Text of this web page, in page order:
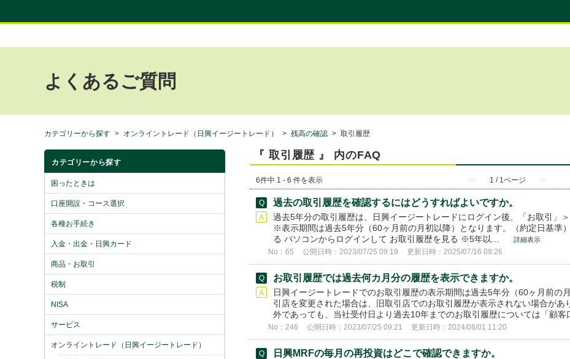
よくあるご質問
カテゴリーから探す > オンライントレード（日興イージートレード） > 残高の確認 > 取引履歴
カテゴリーから探す
困ったときは
口座開設・コース選択
各種お手続き
入金・出金・日興カード
商品・お取引
税制
NISA
サービス
オンライントレード（日興イージートレード）
『 取引履歴 』 内のFAQ
6件中 1 - 6 件を表示 ≪ 1 / 1ページ ≫
過去の取引履歴を確認するにはどうすればよいですか。
過去5年分の取引履歴は、日興イージートレードにログイン後、「お取引」
※表示期間は過去5年分（60ヶ月前の月初以降）となります。（約定日基準
る パソコンからログインして お取引履歴を見る ※5年以...
詳細表示
No：65 公開日時：2023/07/25 09:19 更新日時：2025/07/16 09:26
お取引履歴では過去何カ月分の履歴を表示できますか。
日興イージートレードでのお取引履歴の表示期間は過去5年分（60ヶ月前の
引店を変更された場合は、旧取引店でのお取引履歴が表示されない場合が
外であっても、当社受付日より過去10年までのお取引履歴については「顧客
No：246 公開日時：2023/07/25 09:21 更新日時：2024/08/01 11:20
日興MRFの毎月の再投資はどこで確認できますか。